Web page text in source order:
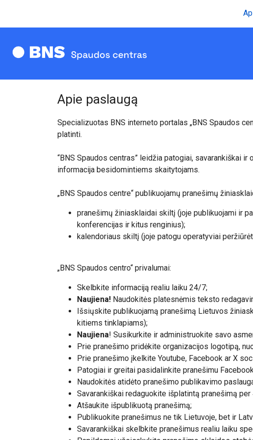
Apie paslaugą
Specializuotas BNS interneto portalas „BNS Spaudos
platinti.
“BNS Spaudos centras” leidžia patogiai, savarankiškai
informacija besidomintiems skaitytojams.
„BNS Spaudos centre“ publikuojamų pranešimų
pranešimų žiniasklaidai skiltį (joje publikuojami ir
konferencijas ir kitus renginius);
kalendoriaus skiltį (joje patogu operatyviai
„BNS Spaudos centro“ privalumai:
Skelbkite informaciją realiu laiku 24/7;
Naujiena! Naudokitės platesnėmis teksto
Išsiųskite publikuojamą pranešimą Lietuvos
kitiems tinklapiams);
Naujiena! Susikurkite ir administruokite savo
Prie pranešimo pridėkite organizacijos logotipą,
Prie pranešimo įkelkite Youtube, Facebook ar X
Patogiai ir greitai pasidalinkite pranešimu
Naudokitės atidėto pranešimo publikavimo
Savarankiškai redaguokite išplatintą pranešimą
Atšaukite išpublikuotą pranešimą;
Publikuokite pranešimus ne tik Lietuvoje, bet ir
Savarankiškai skelbkite pranešimus realiu laiku